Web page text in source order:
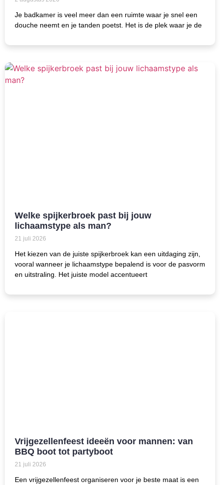
Je badkamer is veel meer dan een ruimte waar je snel een
douche neemt en je tanden poetst. Het is de plek waar je de
Welke spijkerbroek past bij jouw
lichaamstype als man?
21 juli 2026
Het kiezen van de juiste spijkerbroek kan een uitdaging zijn,
vooral wanneer je lichaamstype bepalend is voor de pasvorm
en uitstraling. Het juiste model accentueert
Vrijgezellenfeest ideeën voor mannen: van
BBQ boot tot partyboot
21 juli 2026
Een vrijgezellenfeest organiseren voor je beste maat is een